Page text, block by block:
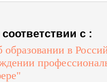
с :
в